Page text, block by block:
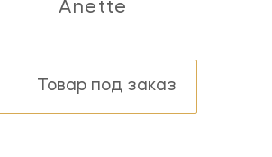
Anette
Товар под заказ